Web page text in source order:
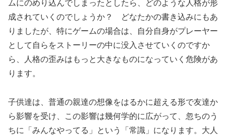
ムにのめり込んでしまったとしたら、どのような人格が形
成されていくのでしょうか？ どなたかの書き込みにもあ
りましたが、特にゲームの場合は、自分自身がプレーヤー
として自らをストーリーの中に没入させていくのですか
ら、人格の歪みはもっと大きなものになっていく危険があ
ります。
子供達は、普通の親達の想像をはるかに超える形で友達か
ら影響を受け、この影響は幾何学的に広がって、忽ちのう
ちに「みんなやってる」という「常識」になります。大人